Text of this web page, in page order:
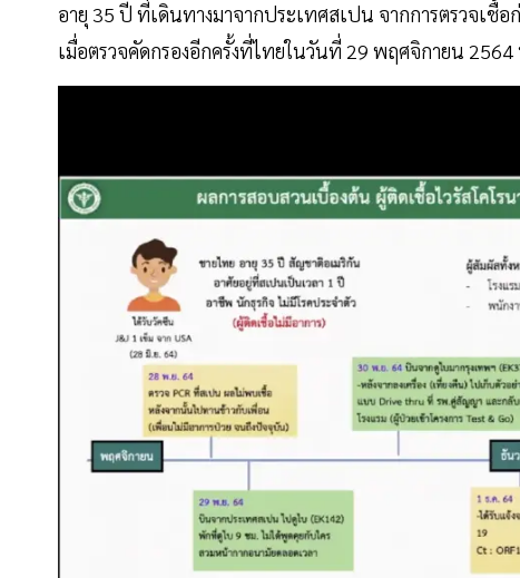
อายุ 35 ปี ที่เดินทางมาจากประเทศสเปน จากการตรวจเ
เมื่อตรวจคัดกรองอีกครั้งที่ไทยในวันที่ 29 พฤศจิกายน